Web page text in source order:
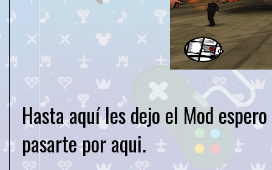
Hasta aquí les dejo el Mod
pasarte por aqui.